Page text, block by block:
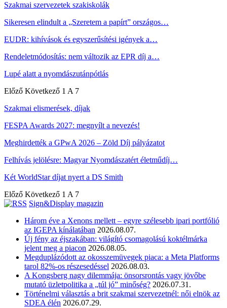
Szakmai szervezetek szakiskolák
Sikeresen elindult a „Szeretem a papírt” országos…
EUDR: kihívások és egyszerűsítési igények a…
Rendeletmódosítás: nem változik az EPR díj a…
Lupé alatt a nyomdászutánpótlás
Előző Következő 1 A 7
Szakmai elismerések, díjak
FESPA Awards 2027: megnyílt a nevezés!
Meghirdették a GPwA 2026 – Zöld Díj pályázatot
Felhívás jelölésre: Magyar Nyomdászatért életműdíj…
Két WorldStar díjat nyert a DS Smith
Előző Következő 1 A 7
Sign&Display magazin
Három éve a Xenons mellett – egyre szélesebb ipari portfólió
az IGEPA kínálatában 2026.08.07.
Új fény az éjszakában: világító csomagolású koktélmárka
jelent meg a piacon 2026.08.05.
Megduplázódott az okosszemüvegek piaca: a Meta Platforms
tarol 82%-os részesedéssel 2026.08.03.
A Kongsberg nagy dilemmája: önsorsrontás vagy jövőbe
mutató üzletpolitika a „túl jó” minőség? 2026.07.31.
Történelmi választás a brit szakmai szervezetnél: női elnök az
SDEA élén 2026.07.29.